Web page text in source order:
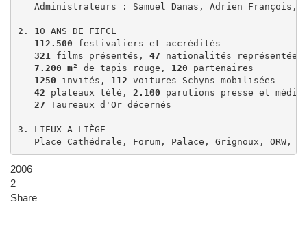
Administrateurs : Samuel Danas, Adrien François,
2. 10 ANS DE FIFCL
112.500 festivaliers et accrédités
321
films présentés, 47 nationalités représentées
7.200 m² de tapis rouge, 120 partenaires
1250 invités, 112 voitures Schyns mobilisées
42 plateaux télé, 2.100 parutions presse et
27 Taureaux d'Or décernés
3. LIEUX A LIÈGE
Place Cathédrale, Forum, Palace, Grignoux, ORW,
2006
2
Share